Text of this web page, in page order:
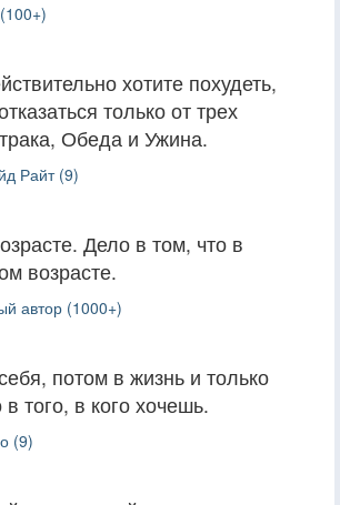
хотите похудеть,
только от трех
Обеда и Ужина.
Райт (9)
Дело в том, что в
возрасте.
автор (1000+)
потом в жизнь и только
в того, в кого хочешь.
(9)